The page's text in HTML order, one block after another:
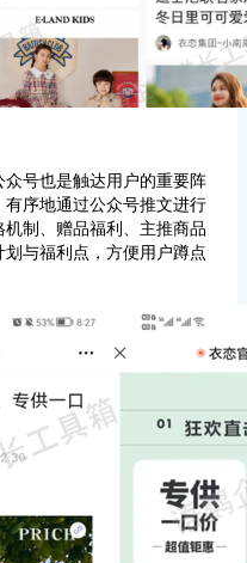
号也是触达用户的重要阵
序地通过公众号推文进行
制、赠品福利、主推商品
与福利点，方便用户蹲点